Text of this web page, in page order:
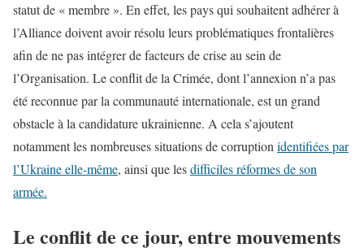
statut de « membre ». En effet, les pays qui souhaitent adhérer à
l’Alliance doivent avoir résolu leurs problématiques frontalières
afin de ne pas intégrer de facteurs de crise au sein de
l’Organisation. Le conflit de la Crimée, dont l’annexion n’a pas
été reconnue par la communauté internationale, est un grand
obstacle à la candidature ukrainienne. A cela s’ajoutent
notamment les nombreuses situations de corruption identifiées par
l’Ukraine elle-même, ainsi que lesdifficiles réformes de son
armée.
Le conflit de ce jour, entre mouvements